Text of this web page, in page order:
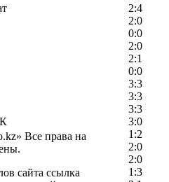
2:4
2:0
0:0
2:0
2:1
0:0
3:3
3:3
3:3
3:0
1:2
2:0
2:0
1:3
Все права на
сайта ссылка